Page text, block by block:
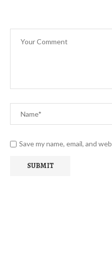
Save my name, email, and